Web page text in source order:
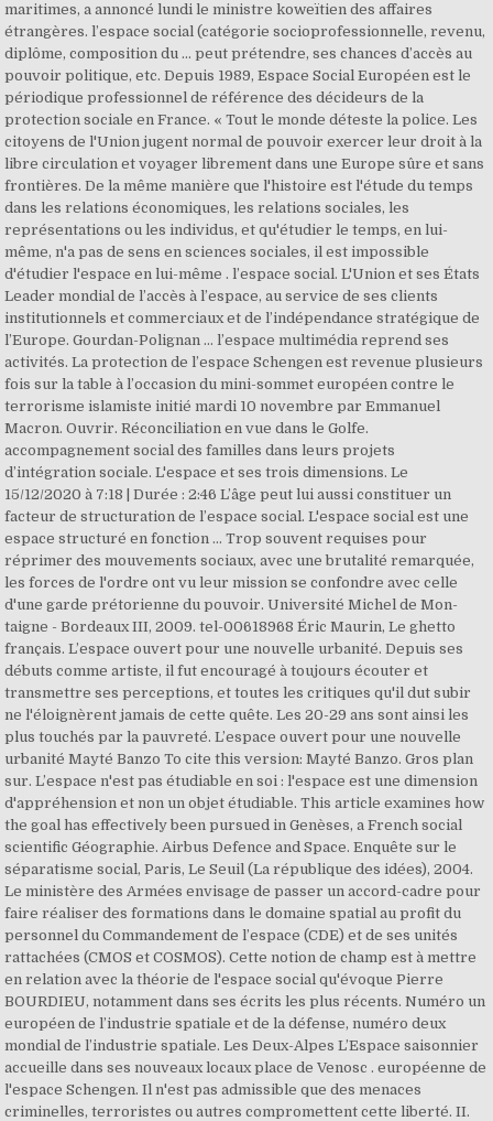
maritimes, a annoncé lundi le ministre koweïtien des affaires
étrangères. l’espace social (catégorie socioprofessionnelle, revenu,
diplôme, composition du ... peut prétendre, ses chances d’accès au
pouvoir politique, etc. Depuis 1989, Espace Social Européen est le
périodique professionnel de référence des décideurs de la
protection sociale en France. « Tout le monde déteste la police. Les
citoyens de l'Union jugent normal de pouvoir exercer leur droit à la
libre circulation et voyager librement dans une Europe sûre et sans
frontières. De la même manière que l'histoire est l'étude du temps
dans les relations économiques, les relations sociales, les
représentations ou les individus, et qu'étudier le temps, en lui-
même, n'a pas de sens en sciences sociales, il est impossible
d'étudier l'espace en lui-même . l’espace social. L'Union et ses États
Leader mondial de l’accès à l’espace, au service de ses clients
institutionnels et commerciaux et de l’indépendance stratégique de
l’Europe. Gourdan-Polignan ... l’espace multimédia reprend ses
activités. La protection de l’espace Schengen est revenue plusieurs
fois sur la table à l’occasion du mini-sommet européen contre le
terrorisme islamiste initié mardi 10 novembre par Emmanuel
Macron. Ouvrir. Réconciliation en vue dans le Golfe.
accompagnement social des familles dans leurs projets
d’intégration sociale. L'espace et ses trois dimensions. Le
15/12/2020 à 7:18 | Durée : 2:46 L’âge peut lui aussi constituer un
facteur de structuration de l’espace social. L'espace social est une
espace structuré en fonction … Trop souvent requises pour
réprimer des mouvements sociaux, avec une brutalité remarquée,
les forces de l'ordre ont vu leur mission se confondre avec celle
d'une garde prétorienne du pouvoir. Université Michel de Mon-
taigne - Bordeaux III, 2009. tel-00618968 Éric Maurin, Le ghetto
français. L’espace ouvert pour une nouvelle urbanité. Depuis ses
débuts comme artiste, il fut encouragé à toujours écouter et
transmettre ses perceptions, et toutes les critiques qu'il dut subir
ne l'éloignèrent jamais de cette quête. Les 20-29 ans sont ainsi les
plus touchés par la pauvreté. L’espace ouvert pour une nouvelle
urbanité Mayté Banzo To cite this version: Mayté Banzo. Gros plan
sur. L’espace n'est pas étudiable en soi : l'espace est une dimension
d'appréhension et non un objet étudiable. This article examines how
the goal has effectively been pursued in Genèses, a French social
scientific Géographie. Airbus Defence and Space. Enquête sur le
séparatisme social, Paris, Le Seuil (La république des idées), 2004.
Le ministère des Armées envisage de passer un accord-cadre pour
faire réaliser des formations dans le domaine spatial au profit du
personnel du Commandement de l’espace (CDE) et de ses unités
rattachées (CMOS et COSMOS). Cette notion de champ est à mettre
en relation avec la théorie de l'espace social qu'évoque Pierre
BOURDIEU, notamment dans ses écrits les plus récents. Numéro un
européen de l’industrie spatiale et de la défense, numéro deux
mondial de l’industrie spatiale. Les Deux-Alpes L’Espace saisonnier
accueille dans ses nouveaux locaux place de Venosc . européenne de
l'espace Schengen. Il n'est pas admissible que des menaces
criminelles, terroristes ou autres compromettent cette liberté. II.